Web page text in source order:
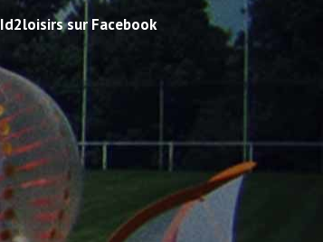
Id2loisirs sur Facebook